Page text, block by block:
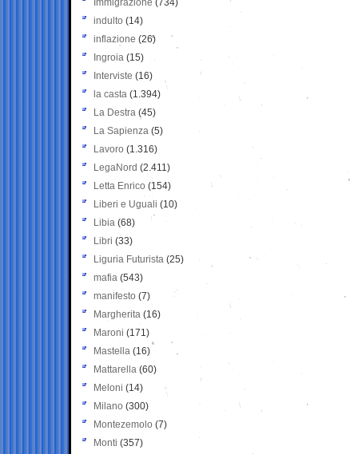
Immigrazione (734)
indulto (14)
inflazione (26)
Ingroia (15)
Interviste (16)
la casta (1.394)
La Destra (45)
La Sapienza (5)
Lavoro (1.316)
LegaNord (2.411)
Letta Enrico (154)
Liberi e Uguali (10)
Libia (68)
Libri (33)
Liguria Futurista (25)
mafia (543)
manifesto (7)
Margherita (16)
Maroni (171)
Mastella (16)
Mattarella (60)
Meloni (14)
Milano (300)
Montezemolo (7)
Monti (357)